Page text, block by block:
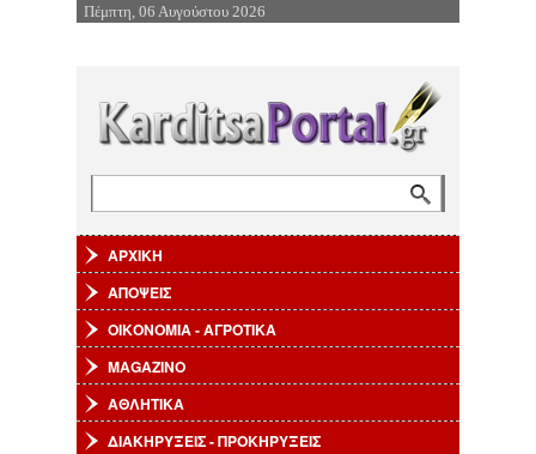
Επιστροφή στην Πλοήγηση
Πέμπτη, 06 Αυγούστου 2026
ΑΡΧΙΚΗ
ΑΠΟΨΕΙΣ
ΟΙΚΟΝΟΜΙΑ - ΑΓΡΟΤΙΚΑ
MAGAZINO
ΑΘΛΗΤΙΚΑ
ΔΙΑΚΗΡΥΞΕΙΣ - ΠΡΟΚΗΡΥΞΕΙΣ